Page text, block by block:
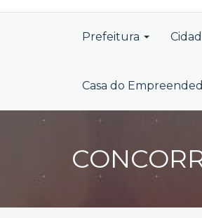
Prefeitura
Casa do